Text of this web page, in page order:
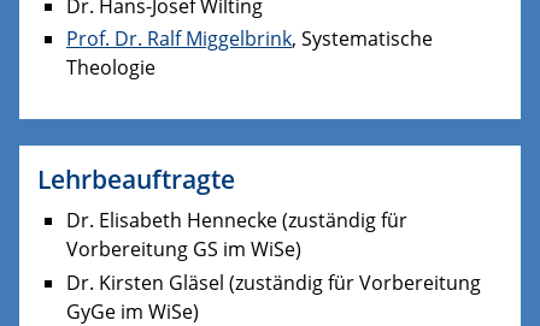
Dr. Hans-Josef Wilting
Prof. Dr. Ralf Miggelbrink, Systematische
Theologie
Lehrbeauftragte
Dr. Elisabeth Hennecke (zuständig für
Vorbereitung GS im WiSe)
Dr. Kirsten Gläsel (zuständig für Vorbereitung
GyGe im WiSe)